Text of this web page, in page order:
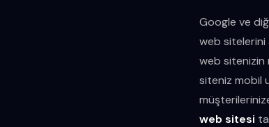
Google ve
web sitelerini
web sitenizin
siteniz mobil
web sitesi